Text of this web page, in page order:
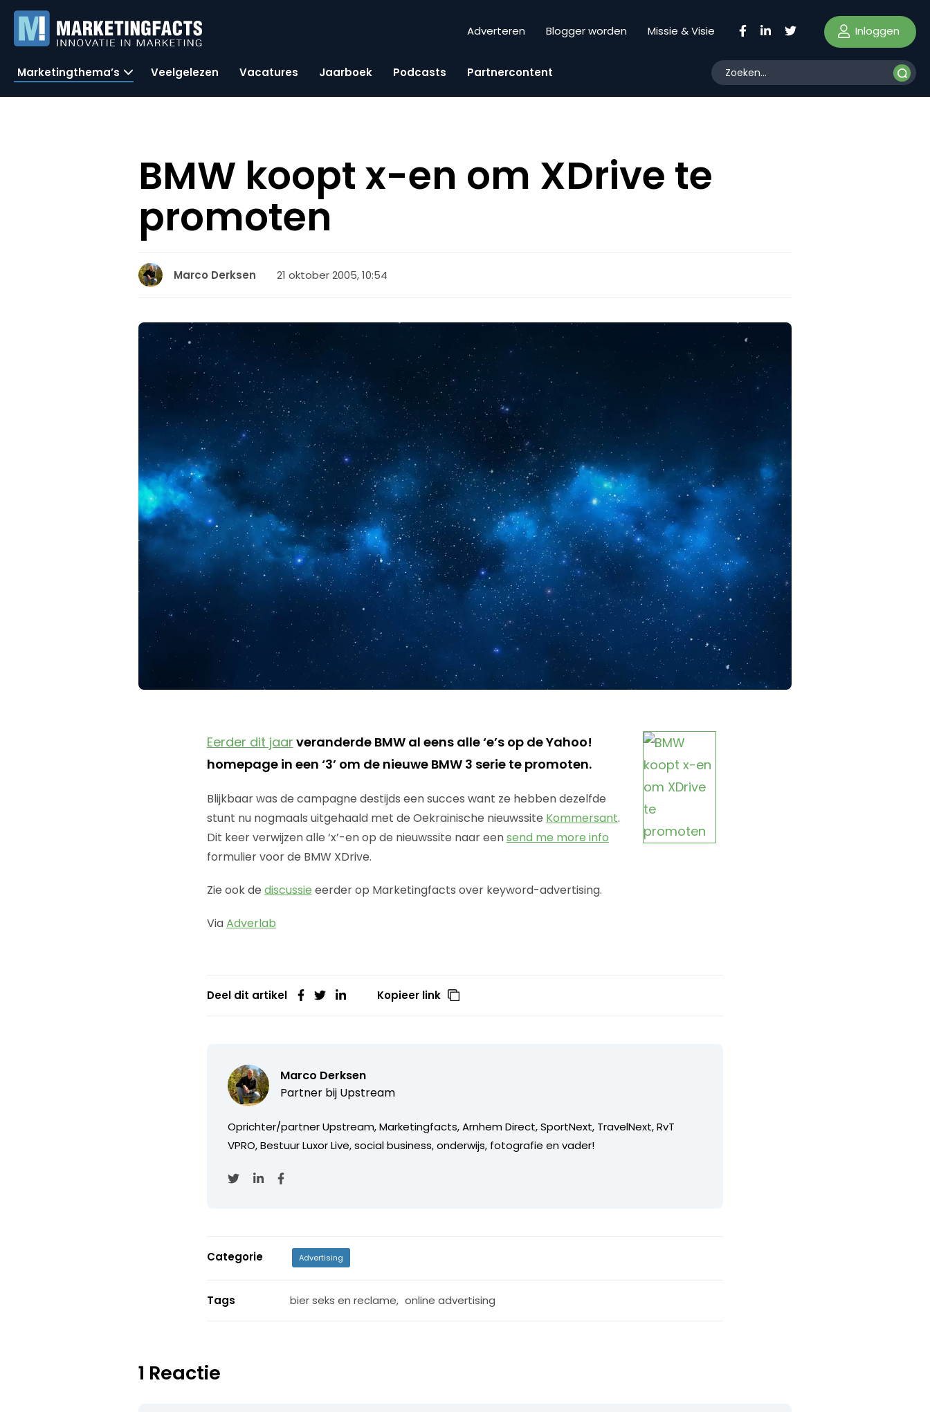
Adverteren Blogger worden Missie & Visie Inloggen
Marketingthema’s Veelgelezen Vacatures Jaarboek Podcasts Partnercontent
BMW koopt x-en om XDrive te
promoten
Marco Derksen 21 oktober 2005, 10:54
Eerder dit jaar veranderde BMW al eens alle ‘e’s op de Yahoo!
homepage in een ‘3’ om de nieuwe BMW 3 serie te promoten.
Blijkbaar was de campagne destijds een succes want ze hebben dezelfde
stunt nu nogmaals uitgehaald met de Oekrainische nieuwssite Kommersant.
Dit keer verwijzen alle ‘x’-en op de nieuwssite naar eensend me more info
formulier voor de BMW XDrive.
Zie ook de discussie eerder op Marketingfacts over keyword-advertising.
ViaAdverlab
Deel dit artikel Kopieer link
Marco Derksen
Partner bij Upstream
Oprichter/partner Upstream, Marketingfacts, Arnhem Direct, SportNext, TravelNext, RvT
VPRO, Bestuur Luxor Live, social business, onderwijs, fotografie en vader!
Categorie Advertising
Tags bier seks en reclame, online advertising
1 Reactie